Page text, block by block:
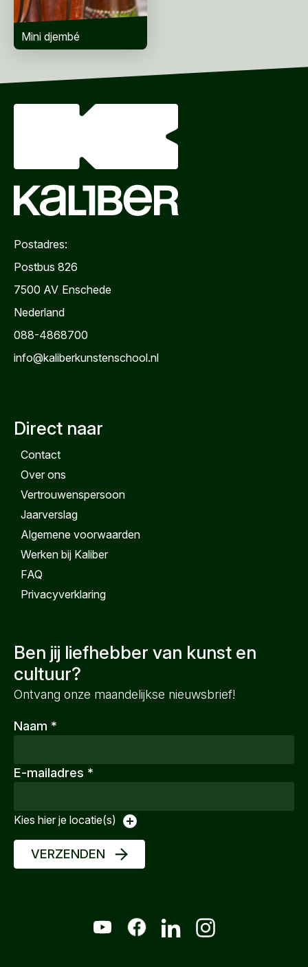
Mini djembé
Postadres:
Postbus 826
7500 AV Enschede
Nederland
088-4868700
info@kaliberkunstenschool.nl
Direct naar
Contact
Over ons
Vertrouwenspersoon
Jaarverslag
Algemene voorwaarden
Werken bij Kaliber
FAQ
Privacyverklaring
Ben jij liefhebber van kunst en
cultuur?
Ontvang onze maandelijkse nieuwsbrief!
Naam *
E-mailadres *
Kies hier je locatie(s)
VERZENDEN